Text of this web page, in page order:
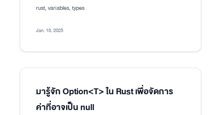
rust, variables, types
Jan. 13, 2025
มารู้จัก Option<T> ใน Rust เพื่อจัดการ
ค่าที่อาจเป็น null